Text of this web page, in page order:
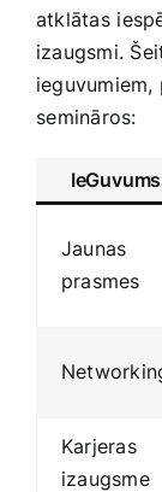
atklātas
izaugsmi.
⁢semināros:
IeGuvums
Jaunas
prasmes
Karjeras
izaugsme